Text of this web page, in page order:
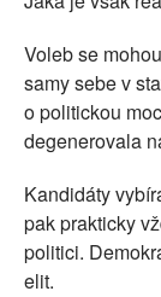
Voleb se
samy sebe v
o politickou
degenerovala
Kandidáty
pak prakticky
politici.
elit.